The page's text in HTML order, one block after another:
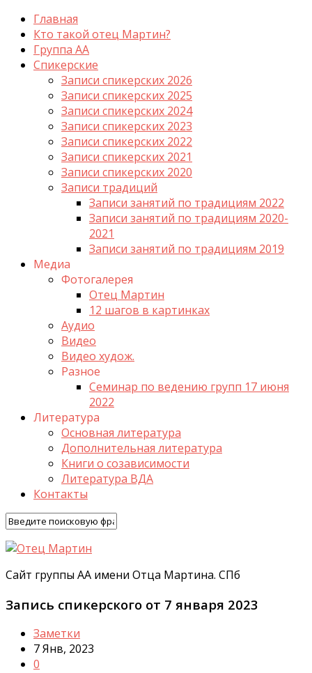
Главная
Кто такой отец Мартин?
Группа АА
Спикерские
Записи спикерских 2026
Записи спикерских 2025
Записи спикерских 2024
Записи спикерских 2023
Записи спикерских 2022
Записи спикерских 2021
Записи спикерских 2020
Записи традиций
Записи занятий по традициям 2022
Записи занятий по традициям 2020-
2021
Записи занятий по традициям 2019
Медиа
Фотогалерея
Отец Мартин
12 шагов в картинках
Аудио
Видео
Видео худож.
Разное
Семинар по ведению групп 17 июня
2022
Литература
Основная литература
Дополнительная литература
Книги о созависимости
Литература ВДА
Контакты
Сайт группы АА имени Отца Мартина. СПб
Запись спикерского от 7 января 2023
Заметки
7 Янв, 2023
0